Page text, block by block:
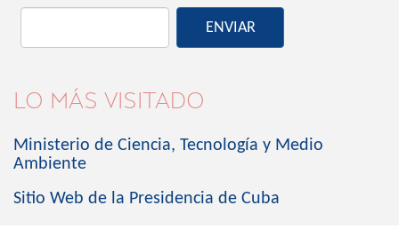
ENVIAR
LO MÁS VISITADO
Ministerio de Ciencia, Tecnología y Medio
Ambiente
Sitio Web de la Presidencia de Cuba